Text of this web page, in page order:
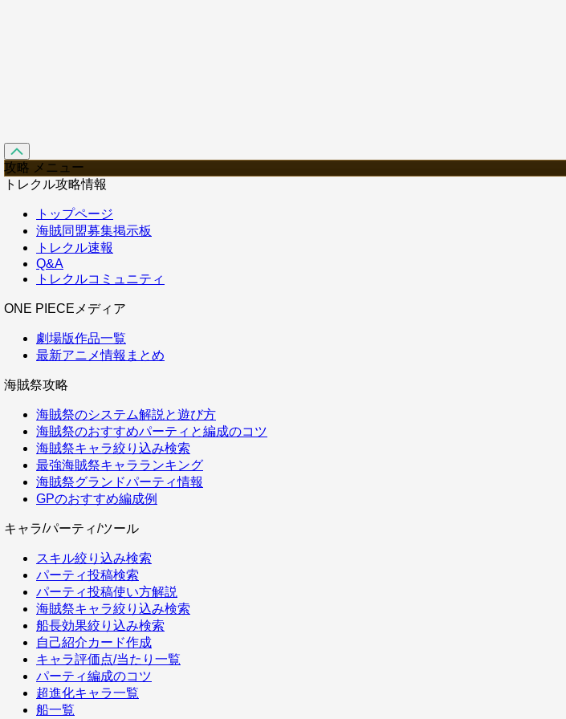
攻略 メニュー
トレクル攻略情報
トップページ
海賊同盟募集掲示板
トレクル速報
Q&A
トレクルコミュニティ
ONE PIECEメディア
劇場版作品一覧
最新アニメ情報まとめ
海賊祭攻略
海賊祭のシステム解説と遊び方
海賊祭のおすすめパーティと編成のコツ
海賊祭キャラ絞り込み検索
最強海賊祭キャラランキング
海賊祭グランドパーティ情報
GPのおすすめ編成例
キャラ/パーティ/ツール
スキル絞り込み検索
パーティ投稿検索
パーティ投稿使い方解説
海賊祭キャラ絞り込み検索
船長効果絞り込み検索
自己紹介カード作成
キャラ評価点/当たり一覧
パーティ編成のコツ
超進化キャラ一覧
船一覧